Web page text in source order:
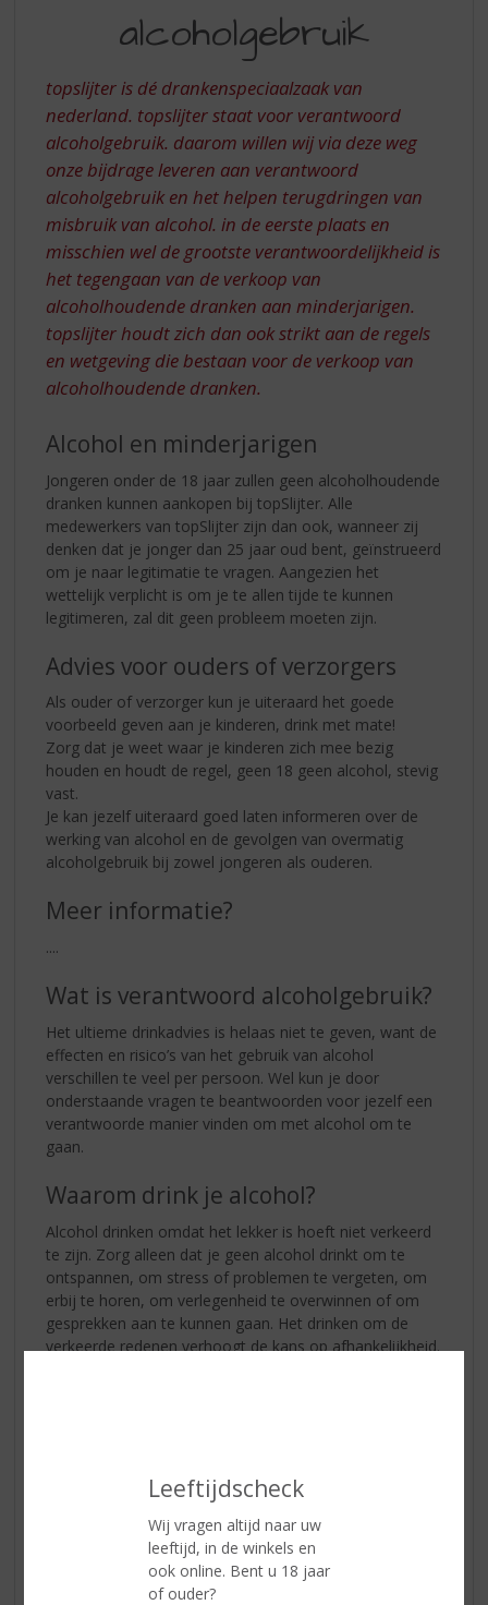
Leeftijdscheck
Wij vragen altijd naar uw
leeftijd, in de winkels en
ook online. Bent u 18 jaar
of ouder?
alcoholgebruik
topslijter is dé drankenspeciaalzaak van
nederland. topslijter staat voor verantwoord
alcoholgebruik. daarom willen wij via deze weg
onze bijdrage leveren aan verantwoord
alcoholgebruik en het helpen terugdringen van
misbruik van alcohol. in de eerste plaats en
misschien wel de grootste verantwoordelijkheid is
het tegengaan van de verkoop van
alcoholhoudende dranken aan minderjarigen.
topslijter houdt zich dan ook strikt aan de regels
en wetgeving die bestaan voor de verkoop van
alcoholhoudende dranken.
Alcohol en minderjarigen
Jongeren onder de 18 jaar zullen geen alcoholhoudende
dranken kunnen aankopen bij topSlijter. Alle
medewerkers van topSlijter zijn dan ook, wanneer zij
denken dat je jonger dan 25 jaar oud bent, geïnstrueerd
om je naar legitimatie te vragen. Aangezien het
wettelijk verplicht is om je te allen tijde te kunnen
legitimeren, zal dit geen probleem moeten zijn.
Advies voor ouders of verzorgers
Als ouder of verzorger kun je uiteraard het goede
voorbeeld geven aan je kinderen, drink met mate!
Zorg dat je weet waar je kinderen zich mee bezig
houden en houdt de regel, geen 18 geen alcohol, stevig
vast.
Je kan jezelf uiteraard goed laten informeren over de
werking van alcohol en de gevolgen van overmatig
alcoholgebruik bij zowel jongeren als ouderen.
Meer informatie?
....
Wat is verantwoord alcoholgebruik?
Het ultieme drinkadvies is helaas niet te geven, want de
effecten en risico’s van het gebruik van alcohol
verschillen te veel per persoon. Wel kun je door
onderstaande vragen te beantwoorden voor jezelf een
verantwoorde manier vinden om met alcohol om te
gaan.
Waarom drink je alcohol?
Alcohol drinken omdat het lekker is hoeft niet verkeerd
te zijn. Zorg alleen dat je geen alcohol drinkt om te
ontspannen, om stress of problemen te vergeten, om
erbij te horen, om verlegenheid te overwinnen of om
gesprekken aan te kunnen gaan. Het drinken om de
verkeerde redenen verhoogt de kans op afhankelijkheid.
Tijdens de zwangerschap of de periode dat
borstvoeding gegeven wordt, wordt het gebruik van
alcohol sterk afgeraden. Het kan leiden tot schade bij
het (on)geboren kind. Zorg tevens dat je geen alcohol
drinkt in combinatie met medicijnen en/of drugsgebruik,
ze zorgen voor een extra belasting van het hart. Houdt